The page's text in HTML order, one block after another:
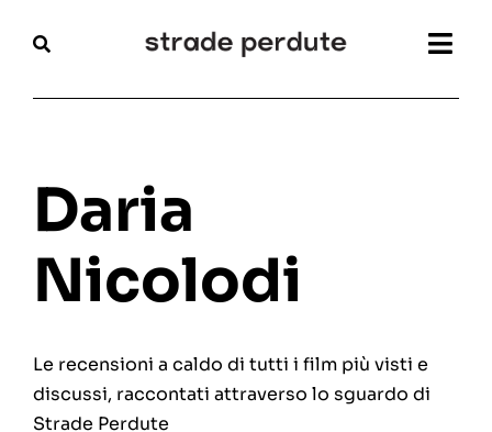
Magazine
Interviste
Festival
Daria
Nicolodi
Le recensioni a caldo di tutti i film più visti e
discussi, raccontati attraverso lo sguardo di
Strade Perdute